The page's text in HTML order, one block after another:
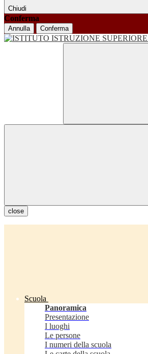
Chiudi
Conferma
Annulla Conferma
close
Scuola
Panoramica
Presentazione
I luoghi
Le persone
I numeri della scuola